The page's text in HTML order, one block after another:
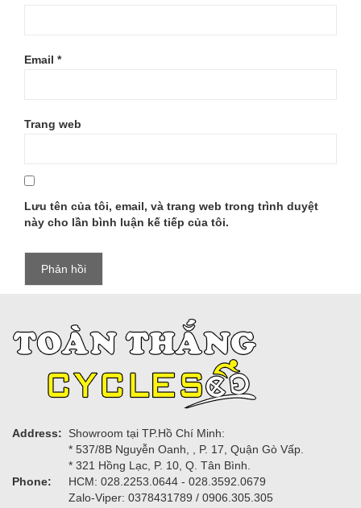
Email *
Trang web
Lưu tên của tôi, email, và trang web trong trình duyệt
này cho lần bình luận kế tiếp của tôi.
Address:
Showroom tại TP.Hồ Chí Minh:
* 537/8B Nguyễn Oanh, , P. 17, Quận Gò Vấp.
* 321 Hồng Lạc, P. 10, Q. Tân Bình.
Phone:
HCM: 028.2253.0644 - 028.3592.0679
Zalo-Viper: 0378431789 / 0906.305.305